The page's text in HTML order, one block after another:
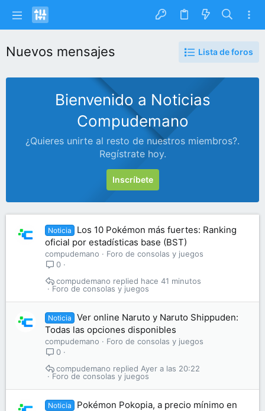
Nuevos mensajes Lista de foros
Bienvenido a Noticias
Compudemano
¿Quieres unirte al resto de nuestros miembros?.
Regístrate hoy.
Inscríbete
Noticia
Los 10 Pokémon más fuertes: Ranking
oficial por estadísticas base (BST)
compudemano
Foro de consolas y juegos
0
Foro de consolas y juegos
hace 41 minutos
compudemano
Noticia
Ver online Naruto y Naruto Shippuden:
Todas las opciones disponibles
compudemano
Foro de consolas y juegos
0
Foro de consolas y juegos
Ayer a las 20:22
compudemano
Noticia
Pokémon Pokopia, a precio mínimo en